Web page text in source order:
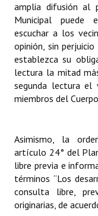
amplia difusión al
Municipal puede
escuchar a los
opinión, sin
establezca su
lectura la mitad
segunda lectura
miembros del
Asimismo, la
artículo 24° del
libre previa e
términos “Los
consulta libre,
originarias, de